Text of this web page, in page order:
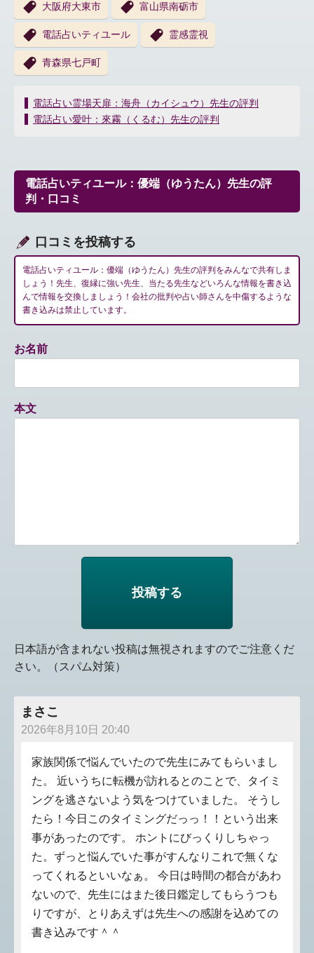
大阪府大東市 富山県南砺市
電話占いティユール 霊感霊視
青森県七戸町
投
稿
ー
シ
ョ
電話占い霊場天扉：海舟（カイシュウ）先生の評判
電話占い愛叶：來霧（くるむ）先生の評判
電話占いティユール：優端（ゆうたん）先生の評
判・口コミ
口コミを投稿する
電話占いティユール：優端（ゆうたん）先生の評判をみんなで共有しま
しょう！先生、復縁に強い先生、当たる先生などいろんな情報を書き込
んで情報を交換しましょう！会社の批判や占い師さんを中傷するような
書き込みは禁止しています。
お名前
本文
日本語が含まれない投稿は無視されますのでご注意くだ
さい。（スパム対策）
まさこ
2026年8月10日 20:40
家族関係で悩んでいたので先生にみてもらいまし
た。 近いうちに転機が訪れるとのことで、タイミ
ングを逃さないよう気をつけていました。 そうし
たら！今日このタイミングだっっ！！という出来
事があったのです。 ホントにびっくりしちゃっ
た。ずっと悩んでいた事がすんなりこれで無くな
ってくれるといいなぁ。 今日は時間の都合があわ
ないので、先生にはまた後日鑑定してもらうつも
りですが、とりあえずは先生への感謝を込めての
書き込みです＾＾